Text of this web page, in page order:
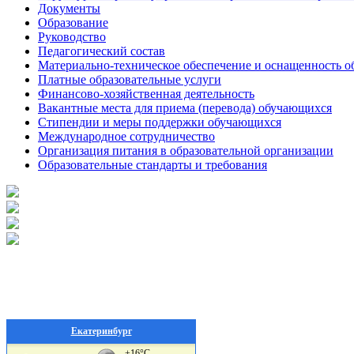
Документы
Образование
Руководство
Педагогический состав
Материально-техническое обеспечение и оснащенность
Платные образовательные услуги
Финансово-хозяйственная деятельность
Вакантные места для приема (перевода) обучающихся
Стипендии и меры поддержки обучающихся
Международное сотрудничество
Организация питания в образовательной организации
Образовательные стандарты и требования
Екатеринбург